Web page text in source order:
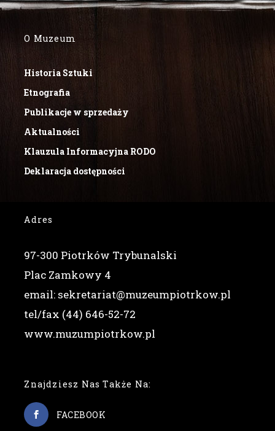
O Muzeum
Historia Sztuki
Etnografia
Publikacje w sprzedaży
Aktualności
Klauzula Informacyjna RODO
Deklaracja dostępności
Adres
97-300 Piotrków Trybunalski
Plac Zamkowy 4
email: sekretariat@muzeumpiotrkow.pl
tel/fax (44) 646-52-72
www.muzumpiotrkow.pl
Znajdziesz Nas Także Na:
FACEBOOK